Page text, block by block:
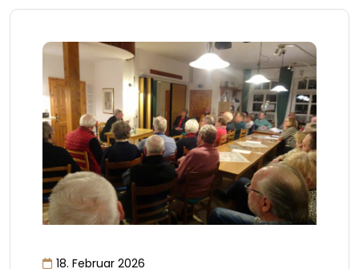
18. Februar 2026